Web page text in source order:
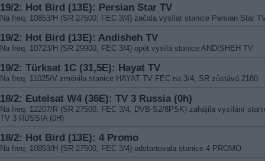
19/2: Hot Bird (13E): Persian Star TV
Na freq. 10853/H (SR 27500, FEC 3/4) začala vysílat stanice Persian Star
19/2: Hot Bird (13E): Andisheh TV
Na freq. 10723/H (SR 29900, FEC 3/4) opět vysílá stanice ANDISHEH TV
19/2: Türksat 1C (31,5E): Hayat TV
Na freq. 11025/V změnila stanice HAYAT TV FEC na 3/4, SR zůstává 2180
18/2: Eutelsat W4 (36E): TV 3 Russia (0h)
Na freq. 12207/R (SR 27500, FEC 3/4, DVB-S2/8PSK) zahájila vysílání
TV 3 RUSSIA (0H)
18/2: Hot Bird (13E): 4 Promo
Na freq. 10853/H (SR 27500, FEC 3/4) odstartovala stanice 4 PROMO